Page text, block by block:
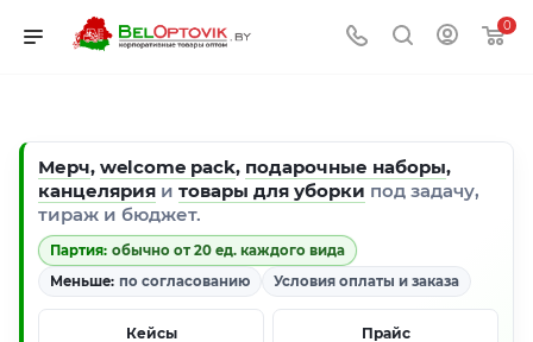
0
Мерч, welcome pack, подарочные наборы,
канцелярия и товары для уборки под задачу,
тираж и бюджет.
Партия: обычно от 20 ед. каждого вида
Меньше: по согласованию Условия оплаты и заказа
Кейсы Прайс